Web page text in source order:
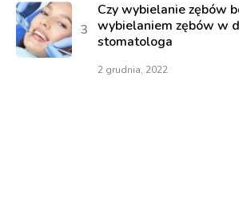
Czy wybielanie zębów
wybielaniem zębów w
stomatologa
2 grudnia, 2022